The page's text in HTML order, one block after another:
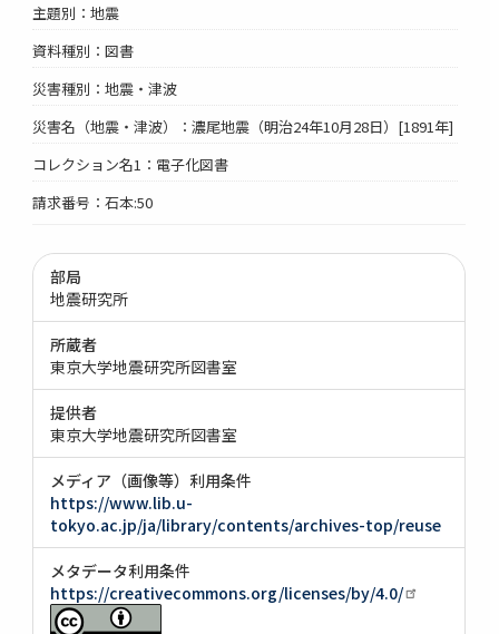
主題別：地震
資料種別：図書
災害種別：地震・津波
災害名（地震・津波）：濃尾地震（明治24年10月28日）[1891年]
コレクション名1：電子化図書
請求番号：石本:50
部局
地震研究所
所蔵者
東京大学地震研究所図書室
提供者
東京大学地震研究所図書室
メディア（画像等）利用条件
https://www.lib.u-
tokyo.ac.jp/ja/library/contents/archives-top/reuse
メタデータ利用条件
https://creativecommons.org/licenses/by/4.0/